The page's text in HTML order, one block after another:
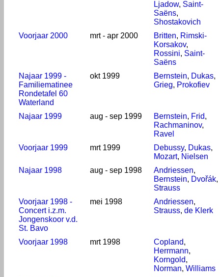
Ljadow, Saint-
Saëns,
Shostakovich
Voorjaar 2000
mrt - apr 2000 Britten, Rimski-
Korsakov,
Rossini, Saint-
Saëns
Najaar 1999 -
Familiematinee
Rondetafel 60
Waterland
okt 1999 Bernstein, Dukas,
Grieg, Prokofiev
Najaar 1999 aug - sep 1999 Bernstein, Frid,
Rachmaninov,
Ravel
Voorjaar 1999
mrt 1999 Debussy, Dukas,
Mozart, Nielsen
Najaar 1998
aug - sep 1998 Andriessen,
Bernstein, Dvořák,
Strauss
Voorjaar 1998 -
Concert i.z.m.
Jongenskoor v.d.
St. Bavo
mei 1998 Andriessen,
Strauss, de Klerk
Voorjaar 1998 mrt 1998 Copland,
Herrmann,
Korngold,
Norman, Williams